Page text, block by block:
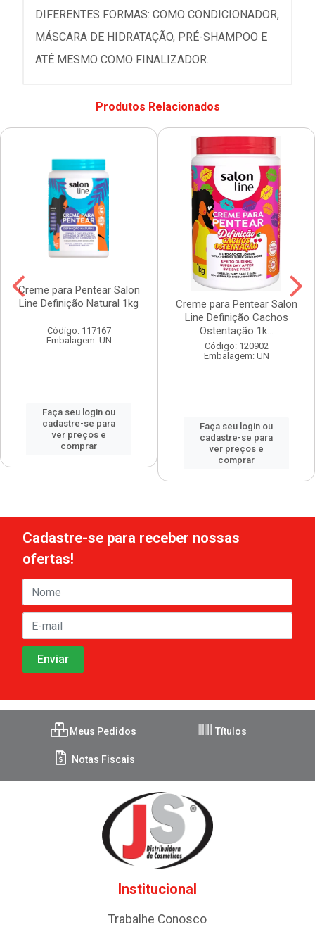
DIFERENTES FORMAS: COMO CONDICIONADOR,
MÁSCARA DE HIDRATAÇÃO, PRÉ-SHAMPOO E
ATÉ MESMO COMO FINALIZADOR.
Produtos Relacionados
Creme para Pentear Salon
Line Definição Natural 1kg
Código: 117167
Embalagem: UN
Faça seu login ou
cadastre-se para
ver preços e
comprar
Creme para Pentear Salon
Line Definição Cachos
Ostentação 1k...
Código: 120902
Embalagem: UN
Faça seu login ou
cadastre-se para
ver preços e
comprar
Cadastre-se para receber nossas
ofertas!
Meus Pedidos Títulos
Notas Fiscais
Institucional
Trabalhe Conosco